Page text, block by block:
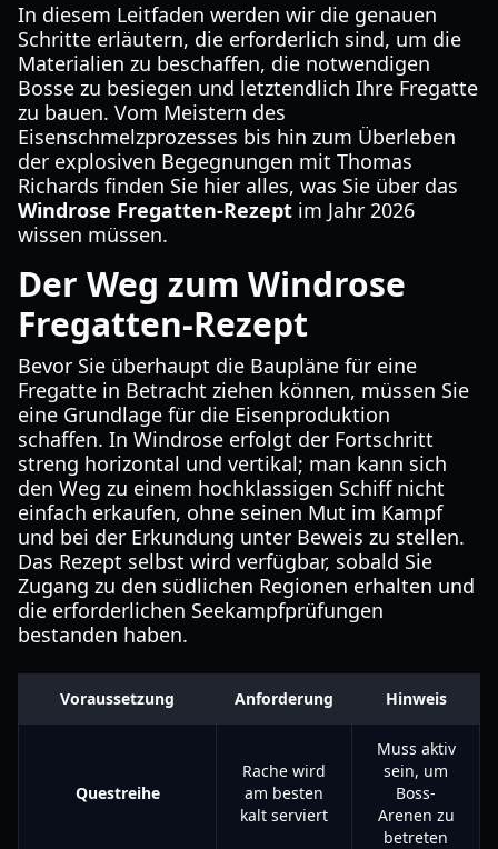
In diesem Leitfaden werden wir die genauen
Schritte erläutern, die erforderlich sind, um die
Materialien zu beschaffen, die notwendigen
Bosse zu besiegen und letztendlich Ihre Fregatte
zu bauen. Vom Meistern des
Eisenschmelzprozesses bis hin zum Überleben
der explosiven Begegnungen mit Thomas
Richards finden Sie hier alles, was Sie über das
Windrose Fregatten-Rezept im Jahr 2026
wissen müssen.
Der Weg zum Windrose
Fregatten-Rezept
Bevor Sie überhaupt die Baupläne für eine
Fregatte in Betracht ziehen können, müssen Sie
eine Grundlage für die Eisenproduktion
schaffen. In Windrose erfolgt der Fortschritt
streng horizontal und vertikal; man kann sich
den Weg zu einem hochklassigen Schiff nicht
einfach erkaufen, ohne seinen Mut im Kampf
und bei der Erkundung unter Beweis zu stellen.
Das Rezept selbst wird verfügbar, sobald Sie
Zugang zu den südlichen Regionen erhalten und
die erforderlichen Seekampfprüfungen
bestanden haben.
Voraussetzung Anforderung Hinweis
Questreihe
Rache wird
am besten
kalt serviert
Muss aktiv
sein, um
Boss-
Arenen zu
betreten